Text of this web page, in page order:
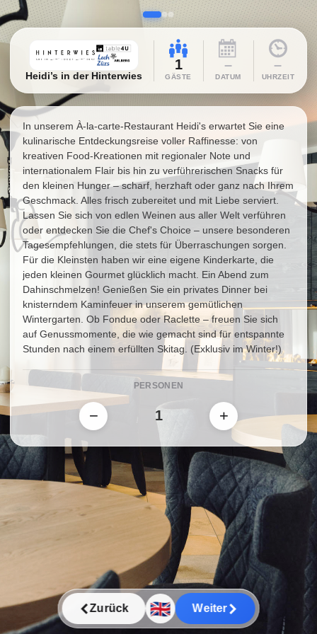
Heidi’s in der Hinterwies
1
GÄSTE
–
DATUM
–
UHRZEIT
In unserem À-la-carte-Restaurant Heidi's erwartet Sie eine
kulinarische Entdeckungsreise voller Raffinesse: von
kreativen Food-Kreationen mit regionaler Note und
internationalem Flair bis hin zu verführerischen Snacks für
den kleinen Hunger – scharf, herzhaft oder ganz nach Ihrem
Geschmack. Alles frisch zubereitet und mit Liebe serviert.
Lassen Sie sich von edlen Weinen aus aller Welt verführen
oder entdecken Sie die Chef's Choice – unsere besonderen
Tagesempfehlungen, die stets für Überraschungen sorgen.
Für die Kleinsten haben wir eine eigene Kinderkarte, die
jeden kleinen Gourmet glücklich macht. Ein Abend zum
Dahinschmelzen! Genießen Sie ein privates Dinner bei
knisterndem Kaminfeuer in unserem gemütlichen
Wintergarten. Ob Fondue oder Raclette – freuen Sie sich
auf Genussmomente, die wie gemacht sind für entspannte
Stunden nach einem erfüllten Skitag. (Exklusiv im Winter!)
Neu ab dieser Wintersaison: Zartes T-Bone-Steak für 2
Personen, serviert in unserem gemütlichen Wintergarten
und begleitet von Grillgemüse der Saison,
Rosmarinerdäpfeln sowie aromatischer Chimichurri-Sauce –
ein besonderes Highlight für Genießer. Und danach?
Tauchen Sie in unser entspanntes Barambiente ein, mit
trendigen Drinks, chilliger Musik und einem Service, der Sie
mit Charme und Herzlichkeit verwöhnt. Wir freuen uns
darauf, Ihren Abend unvergesslich zu machen!
PERSONEN
− +
Zurück 🇬🇧 Weiter